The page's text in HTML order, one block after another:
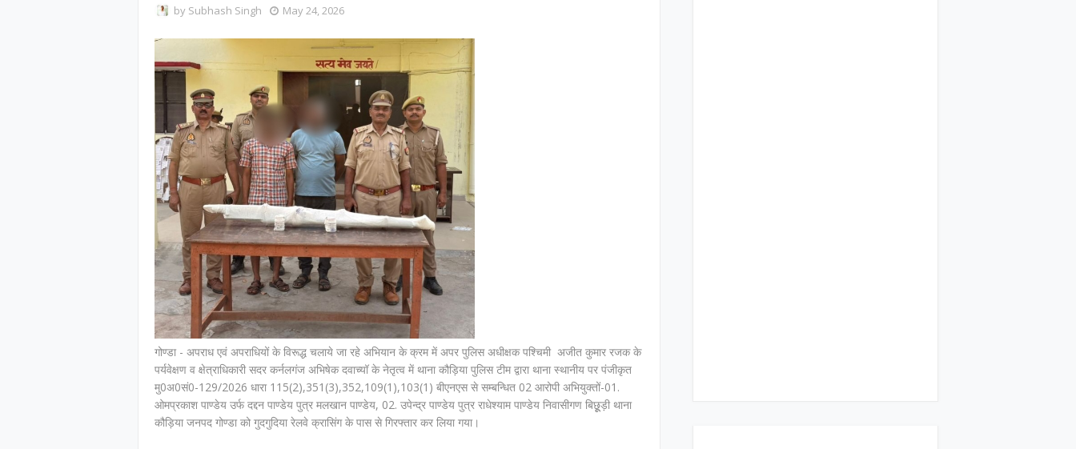
by Subhash Singh May 24, 2026
गोण्डा - अपराध एवं अपराधियों के विरूद्ध चलाये जा रहे अभियान के क्रम में अपर पुलिस अधीक्षक पश्चिमी अजीत कुमार रजक के
पर्यवेक्षण व क्षेत्राधिकारी सदर कर्नलगंज अभिषेक दवाच्यॉ के नेतृत्व में थाना कौड़िया पुलिस टीम द्वारा थाना स्थानीय पर पंजीकृत
मु0अ0सं0-129/2026 धारा 115(2),351(3),352,109(1),103(1) बीएनएस से सम्बन्धित 02 आरोपी अभियुक्तों-01.
ओमप्रकाश पाण्डेय उर्फ दद्दन पाण्डेय पुत्र मलखान पाण्डेय, 02. उपेन्द्र पाण्डेय पुत्र राधेश्याम पाण्डेय निवासीगण बिछूूड़ी थाना
कौड़िया जनपद गोण्डा को गुदगुदिया रेलवे क्रासिंग के पास से गिरफ्तार कर लिया गया।